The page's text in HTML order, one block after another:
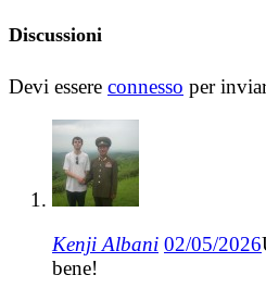
Discussioni
Devi essere connesso per
Kenji Albani 02/05/2026
bene!